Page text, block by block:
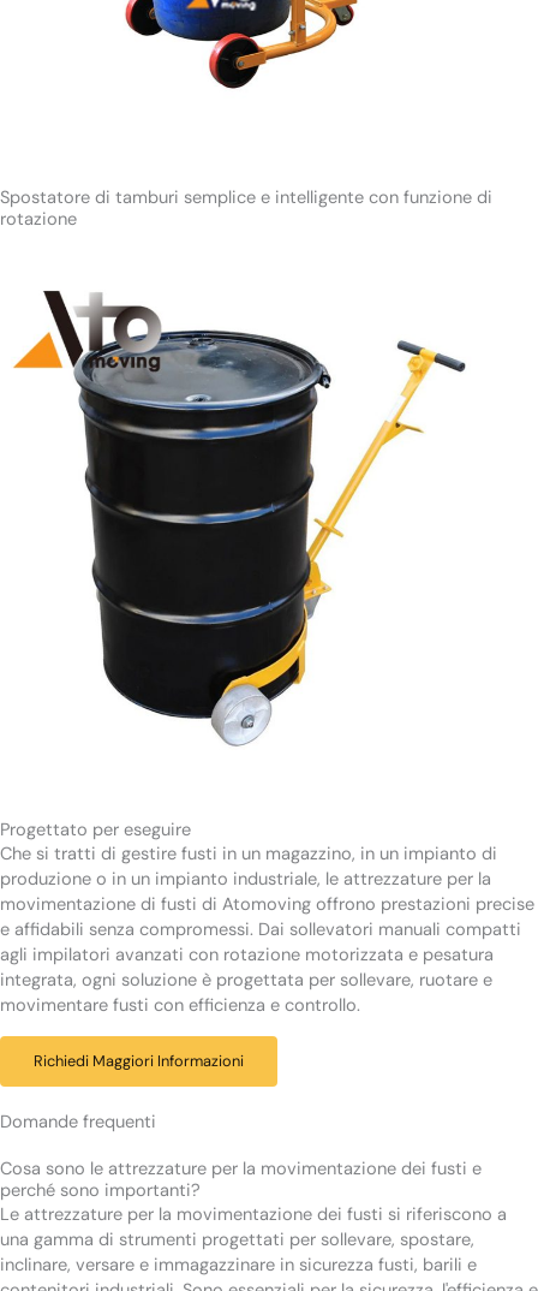
Spostatore di tamburi semplice e intelligente con funzione di
rotazione
Progettato per eseguire
Che si tratti di gestire fusti in un magazzino, in un impianto di
produzione o in un impianto industriale, le attrezzature per la
movimentazione di fusti di Atomoving offrono prestazioni precise
e affidabili senza compromessi. Dai sollevatori manuali compatti
agli impilatori avanzati con rotazione motorizzata e pesatura
integrata, ogni soluzione è progettata per sollevare, ruotare e
movimentare fusti con efficienza e controllo.
Richiedi Maggiori Informazioni
Domande frequenti
Cosa sono le attrezzature per la movimentazione dei fusti e
perché sono importanti?
Le attrezzature per la movimentazione dei fusti si riferiscono a
una gamma di strumenti progettati per sollevare, spostare,
inclinare, versare e immagazzinare in sicurezza fusti, barili e